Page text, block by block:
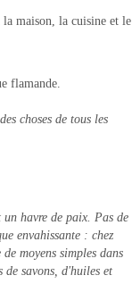
la maison, la cuisine et le
flamande.
choses de tous les
havre de paix. Pas de
envahissante : chez
moyens simples dans
de savons, d'huiles et